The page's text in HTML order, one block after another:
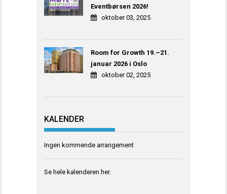
Eventbørsen 2026!
oktober 03, 2025
Room for Growth 19.–21.
januar 2026 i Oslo
oktober 02, 2025
KALENDER
Ingen kommende arrangement
Se hele kalenderen her.